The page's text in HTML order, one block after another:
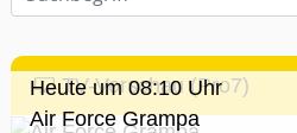
TV-Vorschau (Pro7)
Heute um 08:10 Uhr
Air Force Grampa